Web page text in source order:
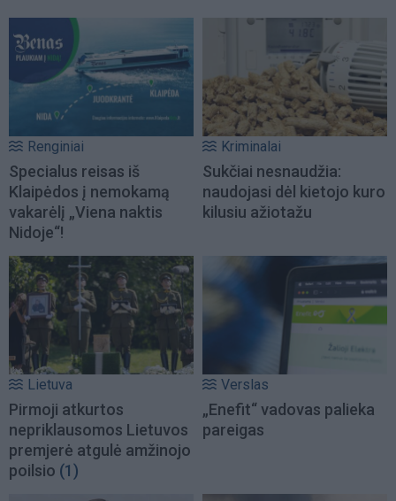
Renginiai
Specialus reisas iš
Klaipėdos į nemokamą
vakarėlį „Viena naktis
Nidoje“!
Kriminalai
Sukčiai nesnaudžia:
naudojasi dėl kietojo kuro
kilusiu ažiotažu
Lietuva
Pirmoji atkurtos
nepriklausomos Lietuvos
premjerė atgulė amžinojo
poilsio (1)
Verslas
„Enefit“ vadovas palieka
pareigas